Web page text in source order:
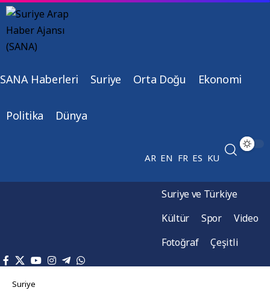
SANA Haberleri Suriye Orta Doğu Ekonomi
Politika Dünya
AR EN FR ES KU
Suriye ve Türkiye
Kültür
Spor
Video
Fotoğraf
Çeşitli
Suriye